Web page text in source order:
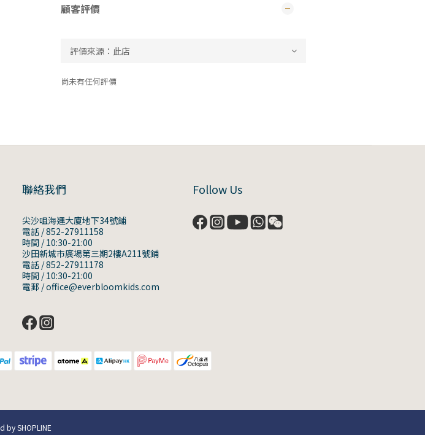
顧客評價
尚未有任何評價
聯絡我們
尖沙咀海運大廈地下34號鋪
電話 / 852-27911158
時間 / 10:30-21:00
沙田新城市廣場第三期2樓A211號鋪
電話 / 852-27911178
時間 / 10:30-21:00
電郵 / office@everbloomkids.com
Follow Us
by SHOPLINE